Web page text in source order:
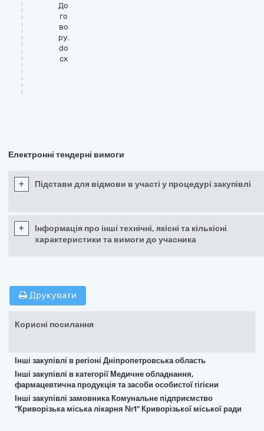
До
го
во
ру.
do
cx
Електронні тендерні вимоги
+ Підстави для відмови в участі у процедурі закупівлі
+
Інформація про інші технічні, якісні та кількісні
характеристики та вимоги до учасника
Друкувати
Корисні посилання
Інші закупівлі в регіоні Дніпропетровська область
Інші закупівлі в категорії Медичне обладнання,
фармацевтична продукція та засоби особистої гігієни
Інші закупівлі замовника Комунальне підприємство
"Криворізька міська лікарня №1" Криворізької міської ради